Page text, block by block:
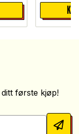
første kjøp!